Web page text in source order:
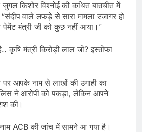
जुगल किशोर विश्नोई की कथित बातचीत में
वाले लफड़े से सारा मामला उजागर हो
पेमेंट मंत्री जी को कुछ नहीं आया।”
कृषि मंत्री किरोड़ी लाल जी? इस्तीफा
पर आपके नाम से लाखों की उगाही का
ने आरोपी को पकड़ा, लेकिन आपने
की।
ACB की जांच में सामने आ गया है।